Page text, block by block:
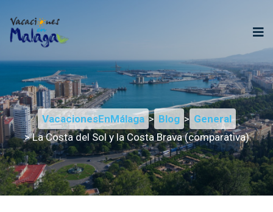
VacacionesEnMálaga > Blog > General
> La Costa del Sol y la Costa Brava (comparativa)